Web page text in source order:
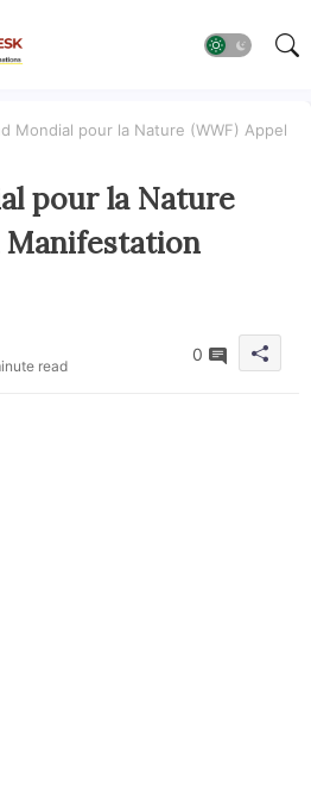
Mondial pour la Nature (WWF) Appel
pour la Nature
Manifestation
read
0